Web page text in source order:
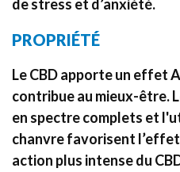
de stress et d’anxiété.
PROPRIÉTÉ
Le CBD apporte un effet
contribue au mieux-être.
en spectre complets et
chanvre favorisent
action plus intense du